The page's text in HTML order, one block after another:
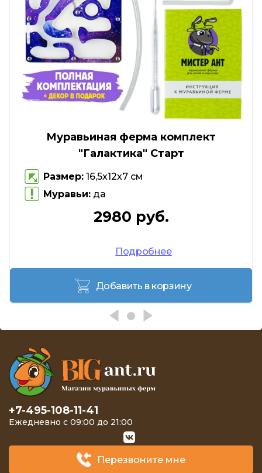
Муравьиная ферма комплект
"Галактика" Старт
Размер: 16,5х12х7 см
Муравьи: да
2980 руб.
Подробнее
Добавить в корзину
+7-495-108-11-41
Ежедневно с 09:00 до 21:00
Перезвоните мне